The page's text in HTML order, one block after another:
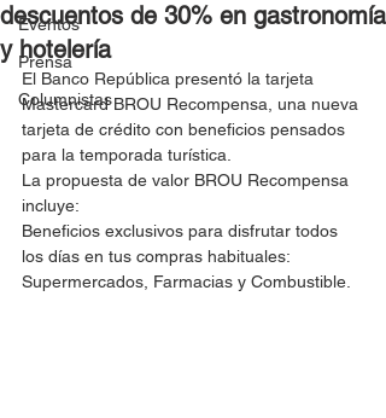
Eventos
Prensa
Columnistas
descuentos de 30% en gastronomía
y hotelería
El Banco República presentó la tarjeta
Mastercard BROU Recompensa, una nueva
tarjeta de crédito con beneficios pensados
para la temporada turística.
La propuesta de valor BROU Recompensa
incluye:
Beneficios exclusivos para disfrutar todos
los días en tus compras habituales:
Supermercados, Farmacias y Combustible.